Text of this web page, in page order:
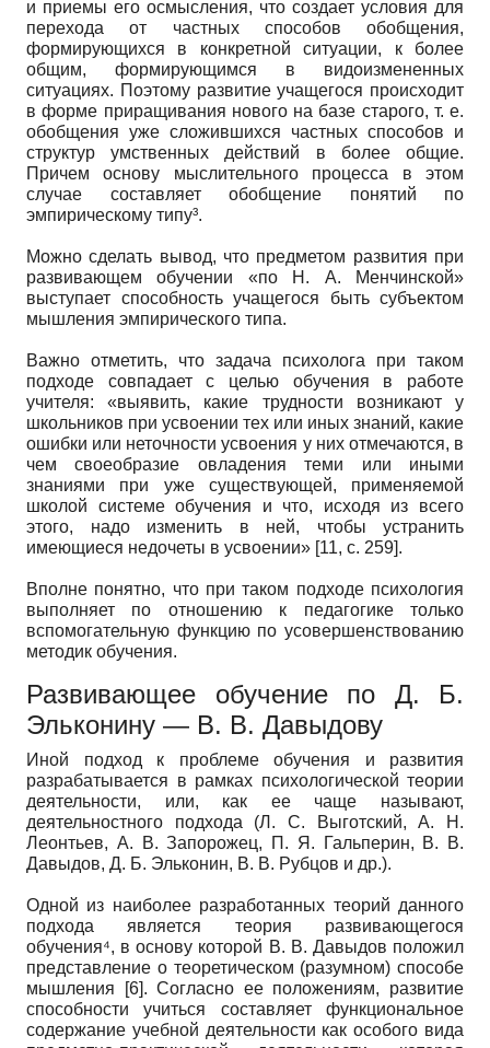
и приемы его осмысления, что создает условия для
перехода от частных способов обобщения,
формирующихся в конкретной ситуации, к более
общим, формирующимся в видоизмененных
ситуациях. Поэтому развитие учащегося происходит
в форме приращивания нового на базе старого, т. е.
обобщения уже сложившихся частных способов и
структур умственных действий в более общие.
Причем основу мыслительного процесса в этом
случае составляет обобщение понятий по
эмпирическому типу³.
Можно сделать вывод, что предметом развития при
развивающем обучении «по Н. А. Менчинской»
выступает способность учащегося быть субъектом
мышления эмпирического типа.
Важно отметить, что задача психолога при таком
подходе совпадает с целью обучения в работе
учителя: «выявить, какие трудности возникают у
школьников при усвоении тех или иных знаний, какие
ошибки или неточности усвоения у них отмечаются, в
чем своеобразие овладения теми или иными
знаниями при уже существующей, применяемой
школой системе обучения и что, исходя из всего
этого, надо изменить в ней, чтобы устранить
имеющиеся недочеты в усвоении» [11, с. 259].
Вполне понятно, что при таком подходе психология
выполняет по отношению к педагогике только
вспомогательную функцию по усовершенствованию
методик обучения.
Развивающее обучение по Д. Б.
Эльконину — В. В. Давыдову
Иной подход к проблеме обучения и развития
разрабатывается в рамках психологической теории
деятельности, или, как ее чаще называют,
деятельностного подхода (Л. С. Выготский, А. Н.
Леонтьев, А. В. Запорожец, П. Я. Гальперин, В. В.
Давыдов, Д. Б. Эльконин, В. В. Рубцов и др.).
Одной из наиболее разработанных теорий данного
подхода является теория развивающегося
обучения⁴, в основу которой В. В. Давыдов положил
представление о теоретическом (разумном) способе
мышления [6]. Согласно ее положениям, развитие
способности учиться составляет функциональное
содержание учебной деятельности как особого вида